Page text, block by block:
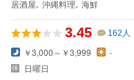
居酒屋､ 沖縄料理､ 海鮮
3.45 162 人
￥3,000～￥3,999
-
日曜日